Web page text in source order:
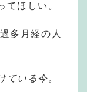
てほしい。
多月経の人
ている今。